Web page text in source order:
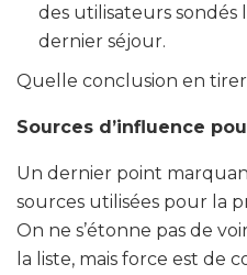
des utilisateurs sondés
dernier séjour.
Quelle conclusion en
Sources d’influence
Un dernier point
sources utilisées pour la
On ne s’étonne pas de
la liste, mais force est de